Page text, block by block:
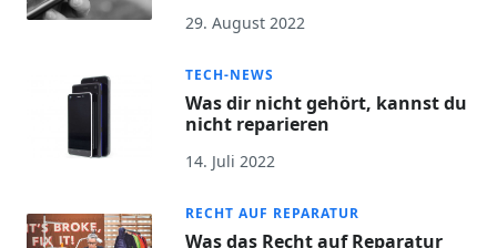
29. August 2022
TECH-NEWS
Was dir nicht gehört, kannst du
nicht reparieren
14. Juli 2022
RECHT AUF REPARATUR
Was das Recht auf Reparatur